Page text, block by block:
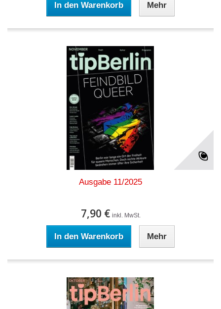
In den Warenkorb Mehr
Ausgabe 11/2025
7,90 € inkl. MwSt.
In den Warenkorb Mehr